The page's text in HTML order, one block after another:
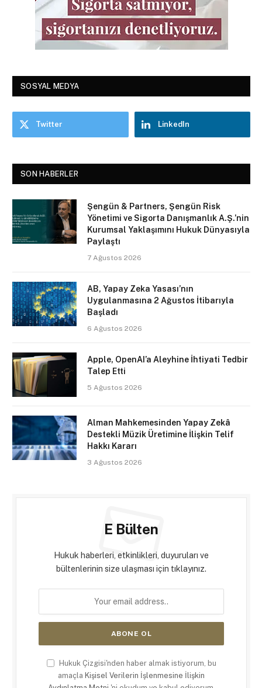
SOSYAL MEDYA
Twitter LinkedIn
SON HABERLER
Şengün & Partners, Şengün Risk
Yönetimi ve Sigorta Danışmanlık A.Ş.’nin
Kurumsal Yaklaşımını Hukuk Dünyasıyla
Paylaştı
7 Ağustos 2026
AB, Yapay Zeka Yasası’nın
Uygulanmasına 2 Ağustos İtibarıyla
Başladı
6 Ağustos 2026
Apple, OpenAI’a Aleyhine İhtiyati Tedbir
Talep Etti
5 Ağustos 2026
Alman Mahkemesinden Yapay Zekâ
Destekli Müzik Üretimine İlişkin Telif
Hakkı Kararı
3 Ağustos 2026
E Bülten
Hukuk haberleri, etkinlikleri, duyuruları ve
bültenlerinin size ulaşması için tıklayınız.
Hukuk Çizgisi'nden haber almak istiyorum, bu
amaçla Kişisel Verilerin İşlenmesine İlişkin